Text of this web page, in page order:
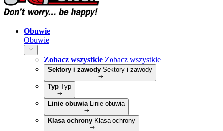
Obuwie
Obuwie
Zobacz wszystkie Zobacz wszystkie
Sektory i zawody Sektory i zawody
Typ Typ
Linie obuwia Linie obuwia
Klasa ochrony Klasa ochrony